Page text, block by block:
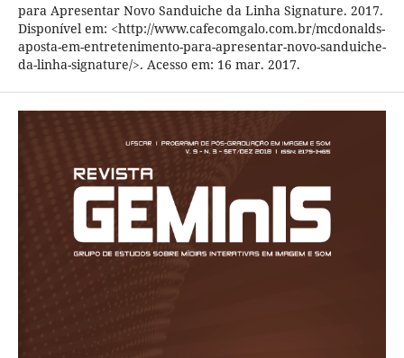
para Apresentar Novo Sanduiche da Linha Signature. 2017.
Disponível em: <http://www.cafecomgalo.com.br/mcdonalds-
aposta-em-entretenimento-para-apresentar-novo-sanduiche-
da-linha-signature/>. Acesso em: 16 mar. 2017.